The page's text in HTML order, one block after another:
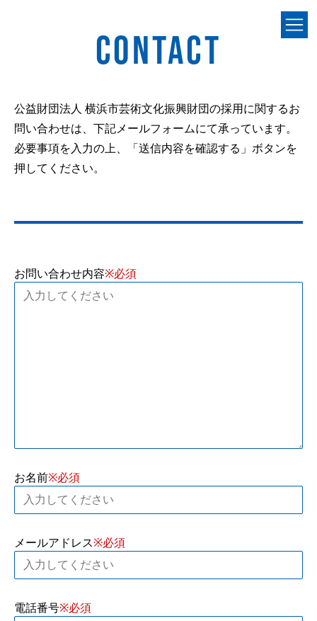
CONTACT
公益財団法人 横浜市芸術文化振興財団の採用に関するお
問い合わせは、下記メールフォームにて承っています。
必要事項を入力の上、「送信内容を確認する」ボタンを
押してください。
お問い合わせ内容
お名前
メールアドレス
電話番号